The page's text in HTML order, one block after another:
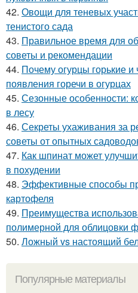
42. Овощи для теневых
тенистого сада
43. Правильное время для
советы и рекомендации
44. Почему огурцы горькие
появления горечи в огурцах
45. Сезонные особенности:
в лесу
46. Секреты ухаживания за
советы от опытных
47. Как шпинат может
в похудении
48. Эффективные способы
картофеля
49. Преимущества
полимерной для облицовки
50. Ложный vs настоящий
Популярные материалы